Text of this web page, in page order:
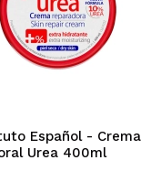
Español - Crema
Urea 400ml